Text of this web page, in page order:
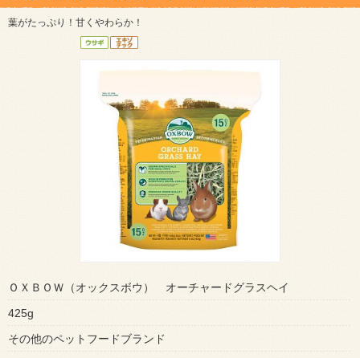
葉がたっぷり！甘くやわらか！
ＯＸＢＯＷ（オックスボウ） オーチャードグラスヘイ
425g
その他のペットフードブランド